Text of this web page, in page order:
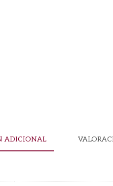
ADICIONAL